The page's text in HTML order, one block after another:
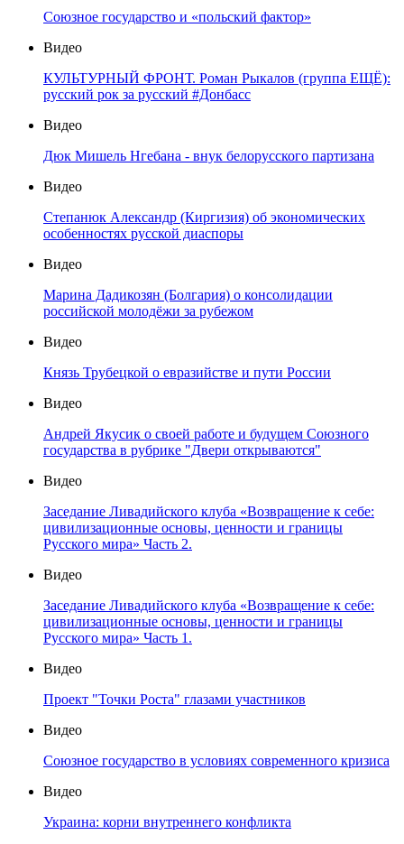
Союзное государство и «польский фактор»
Видео
КУЛЬТУРНЫЙ ФРОНТ. Роман Рыкалов (группа ЕЩЁ):
русский рок за русский #Донбасс
Видео
Дюк Мишель Нгебана - внук белорусского партизана
Видео
Степанюк Александр (Киргизия) об экономических
особенностях русской диаспоры
Видео
Марина Дадикозян (Болгария) о консолидации
российской молодёжи за рубежом
Видео
Князь Трубецкой о евразийстве и пути России
Видео
Андрей Якусик о своей работе и будущем Союзного
государства в рубрике "Двери открываются"
Видео
Заседание Ливадийского клуба «Возвращение к себе:
цивилизационные основы, ценности и границы
Русского мира» Часть 2.
Видео
Заседание Ливадийского клуба «Возвращение к себе:
цивилизационные основы, ценности и границы
Русского мира» Часть 1.
Видео
Проект "Точки Роста" глазами участников
Видео
Союзное государство в условиях современного кризиса
Видео
Украина: корни внутреннего конфликта